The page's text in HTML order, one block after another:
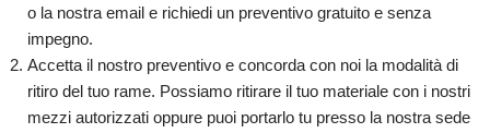
o la nostra email e richiedi un preventivo gratuito e senza
impegno.
Accetta il nostro preventivo e concorda con noi la modalità di
ritiro del tuo rame. Possiamo ritirare il tuo materiale con i nostri
mezzi autorizzati oppure puoi portarlo tu presso la nostra sede